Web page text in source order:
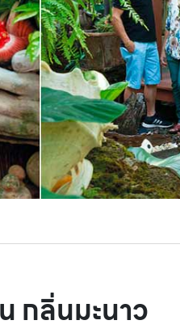
กลิ่นมะนาว